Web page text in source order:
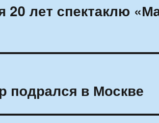
20 лет спектаклю
подрался в Москве